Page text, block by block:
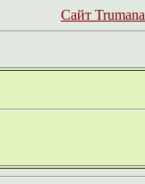
Сайт Trumanа